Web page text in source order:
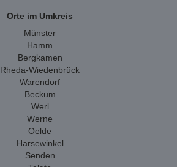
Orte im Umkreis
Münster
Hamm
Bergkamen
Rheda-Wiedenbrück
Warendorf
Beckum
Werl
Werne
Oelde
Harsewinkel
Senden